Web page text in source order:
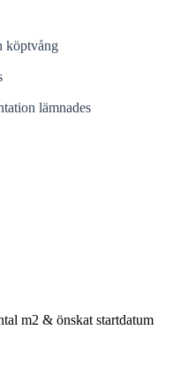
köptvång
lämnades
m2 & önskat startdatum